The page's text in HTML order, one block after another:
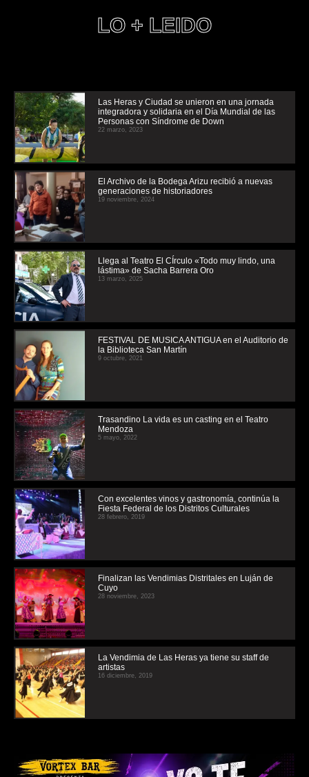
LO + LEIDO
Las Heras y Ciudad se unieron en una jornada
integradora y solidaria en el Día Mundial de las
Personas con Síndrome de Down
22 marzo, 2023
El Archivo de la Bodega Arizu recibió a nuevas
generaciones de historiadores
19 noviembre, 2024
Llega al Teatro El CÍrculo «Todo muy lindo, una
lástima» de Sacha Barrera Oro
13 marzo, 2025
FESTIVAL DE MUSICA ANTIGUA en el Auditorio de
la Biblioteca San Martín
9 octubre, 2021
Trasandino La vida es un casting en el Teatro
Mendoza
5 mayo, 2022
Con excelentes vinos y gastronomía, continúa la
Fiesta Federal de los Distritos Culturales
28 febrero, 2019
Finalizan las Vendimias Distritales en Luján de
Cuyo
28 noviembre, 2023
La Vendimia de Las Heras ya tiene su staff de
artistas
16 diciembre, 2019